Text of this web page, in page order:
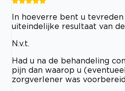
In hoeverre bent u
uiteindelijke resultaat van
N.v.t.
Had u na de behandeling
pijn dan waarop u
zorgverlener was